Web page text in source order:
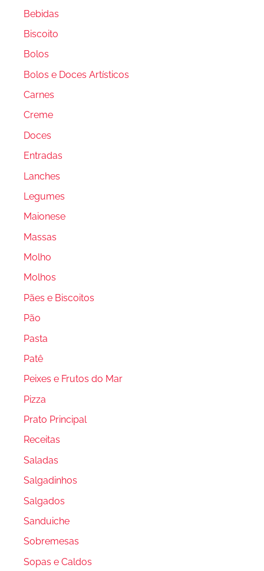
Bebidas
Biscoito
Bolos
Bolos e Doces Artísticos
Carnes
Creme
Doces
Entradas
Lanches
Legumes
Maionese
Massas
Molho
Molhos
Pães e Biscoitos
Pão
Pasta
Patê
Peixes e Frutos do Mar
Pizza
Prato Principal
Receitas
Saladas
Salgadinhos
Salgados
Sanduiche
Sobremesas
Sopas e Caldos